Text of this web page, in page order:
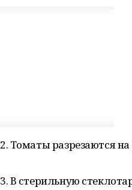
2. Томаты разрезаются
3. В стерильную